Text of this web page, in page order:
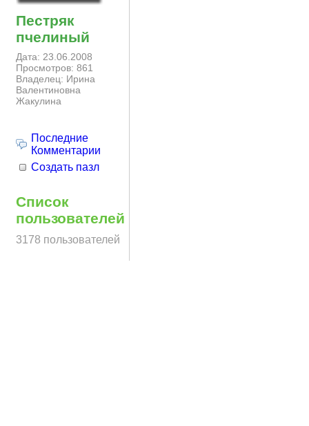
Пестряк
пчелиный
Дата: 23.06.2008
Просмотров: 861
Владелец: Ирина
Валентиновна
Жакулина
Последние
Комментарии
Создать пазл
Список
пользователей
3178 пользователей